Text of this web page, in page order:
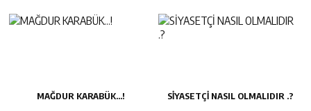
MAĞDUR KARABÜK…! SİYASETÇİ NASIL OLMALIDIR .?